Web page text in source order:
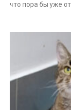
что пора бы уже